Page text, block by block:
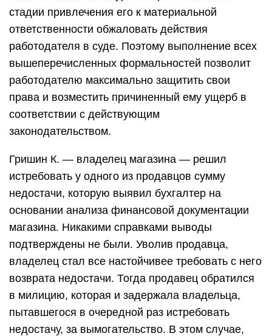
стадии привлечения его к материальной
ответственности обжаловать действия
работодателя в суде. Поэтому выполнение всех
вышеперечисленных формальностей позволит
работодателю максимально защитить свои
права и возместить причиненный ему ущерб в
соответствии с действующим
законодательством.
Гришин К. — владелец магазина — решил
истребовать у одного из продавцов сумму
недостачи, которую выявил бухгалтер на
основании анализа финансовой документации
магазина. Никакими справками выводы
подтверждены не были. Уволив продавца,
владелец стал все настойчивее требовать с него
возврата недостачи. Тогда продавец обратился
в милицию, которая и задержала владельца,
пытавшегося в очередной раз истребовать
недостачу, за вымогательство. В этом случае,